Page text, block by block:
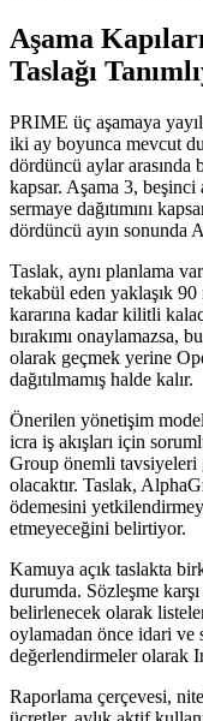
Aşama
Taslağı
PRIME üç aşamaya
iki ay boyunca mevcut
dördüncü aylar
kapsar. Aşama 3,
sermaye dağıtımını
dördüncü ayın sonunda
Taslak, aynı planlama
tekabül eden yaklaşık 90
kararına kadar kilitli
bırakımı onaylamazsa,
olarak geçmek yerine
dağıtılmamış halde kalır.
Önerilen yönetişim
icra iş akışları için
Group önemli tavsiyeleri
olacaktır. Taslak,
ödemesini
etmeyeceğini belirtiyor.
Kamuya açık taslakta
durumda. Sözleşme
belirlenecek olarak
oylamadan önce idari
değerlendirmeler olarak
Raporlama çerçevesi,